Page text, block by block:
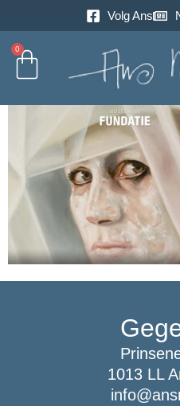
Volg Ans
0
1013 LL